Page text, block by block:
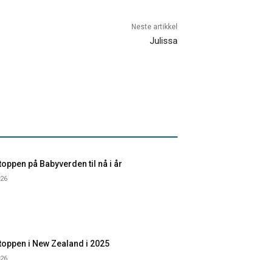
Neste artikkel
Julissa
på Babyverden til nå i år
i New Zealand i 2025